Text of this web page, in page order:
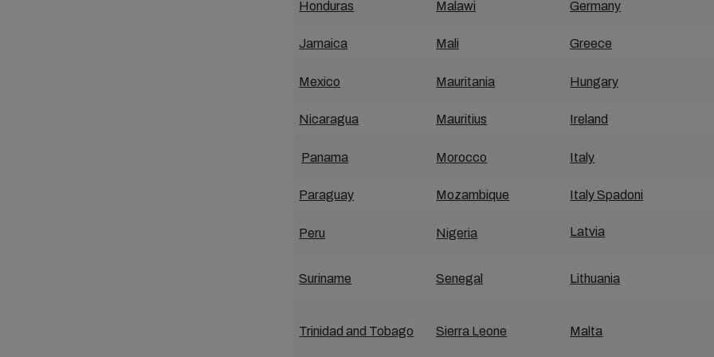
Honduras Malawi Germany
Jamaica Mali Greece
Mexico Mauritania Hungary
Nicaragua Mauritius Ireland
Panama Morocco Italy
Paraguay Mozambique Italy Spadoni
Peru Nigeria Latvia
Suriname Senegal Lithuania
Trinidad and Tobago Sierra Leone Malta